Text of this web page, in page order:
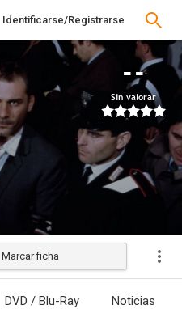
Identificarse/Registrarse
--
Sin valorar
Estrenada
Marcar ficha
DVD / Blu-Ray Noticias